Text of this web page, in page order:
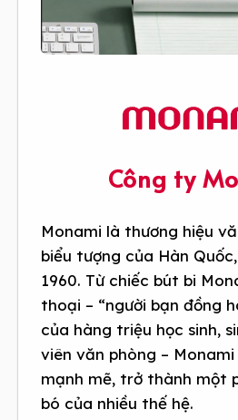
Công ty
Monami là thương hiệu
biểu tượng của Hàn
1960. Từ chiếc bút bi
thoại – “người bạn đồng
của hàng triệu học sinh,
viên văn phòng –
mạnh mẽ, trở thành một
bó của nhiều thế hệ.